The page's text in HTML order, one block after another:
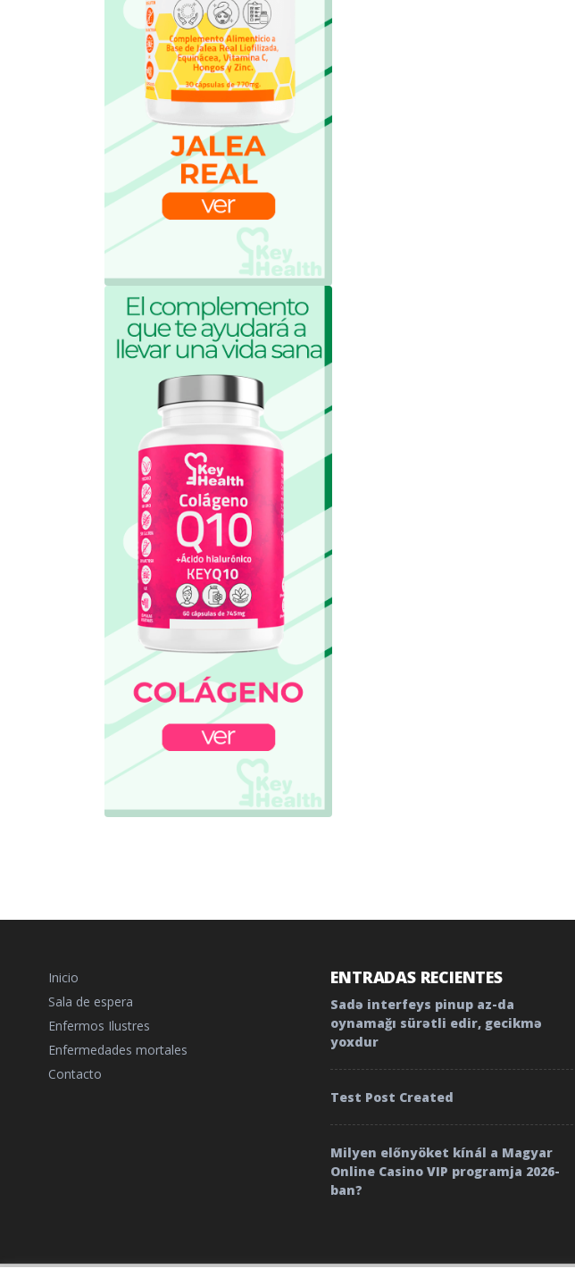
Inicio
Sala de espera
Enfermos Ilustres
Enfermedades mortales
Contacto
ENTRADAS RECIENTES
Sadə interfeys pinup az-da
oynamağı sürətli edir, gecikmə
yoxdur
Test Post Created
Milyen előnyöket kínál a Magyar
Online Casino VIP programja 2026-
ban?